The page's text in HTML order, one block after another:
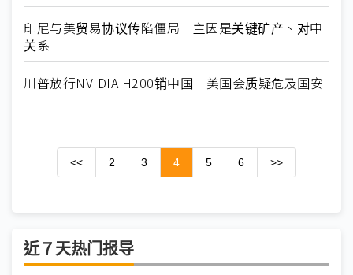
印尼与美贸易协议传陷僵局 主因是关键矿产、对中
关系
川普放行NVIDIA H200销中国 美国会质疑危及国安
<< 2 3 4 5 6 >>
近７天热门报导